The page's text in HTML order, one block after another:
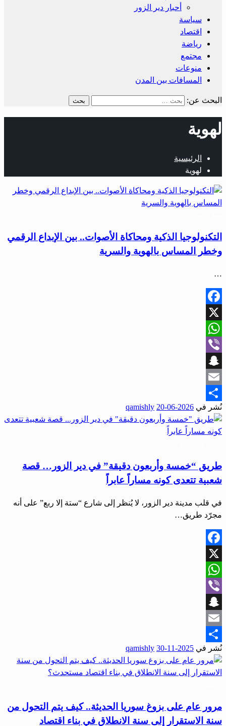
أحبار دير الزور
سياسة
اقتصاد
رياضة
مجتمع
منوعات
المسافات بين المدن
البحث عن:
لهوية
الرئيسية
لهوية
التكنولوجيا الذكية ومحاكاة الأصوات.. بين الإبداع الرقمي
وخطر المساس بالهوية والسرية
…
Facebook
X
WhatsApp
Viber
Snapchat
Email
Share
نُشر في 2026-06-20
qamishly
طريق “خمسة وأربعون دقيقة” في دير الزور… قصة
شعبية تتعدى كونه مساراً عابراً
في قلب مدينة دير الزور، لا يُنظر إلى شارع “ستة إلا ربع” على أنه
مجرّد طريق…
Facebook
X
WhatsApp
Viber
Snapchat
Email
Share
نُشر في 2025-11-30
qamishly
مرور عام على بزوغ سوريا الحديثة.. كيف يتم التحول من
سنة الاستقرار إلى سنة الانطلاق في بناء اقتصاد